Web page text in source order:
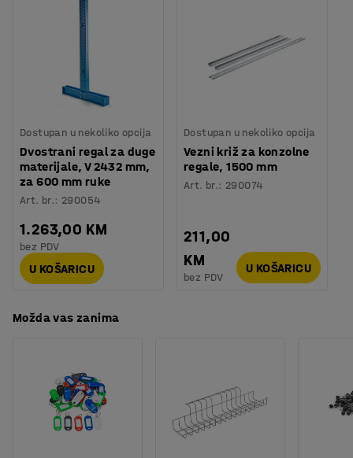
otpornost na trošenje. Stupovi imaju dugačke noge za
stabilnost, a perforacije duž cijele duljine stupova
omogućuju ugradnju nosača na bilo koju visinu. Također
možete pomicati nosače gore ili dolje u intervalima od
100 mm. Dijagonalni i horizontalni vezni križevi drže
stupove zajedno i pružaju maksimalnu stabilnost.
Nosivost je 2000 kg po razini kod ravnomjerno
raspoređenog tereta.
Plava
Broj stupovi:
16000
Nosivost ruke
398,01
Montaža: Dolazi nesastavljeno
Dostupan u nekoliko opcija
Dvostrani regal za duge
materijale, V 2432 mm,
za 600 mm ruke
Art. br.: 290054
1.263,00 KM
bez PDV
U KOŠARICU
Dostupan u nekoliko opcija
Vezni križ za konzolne
regale, 1500 mm
Art. br.: 290074
211,00
KM
bez PDV
U KOŠARICU
Možda vas zanima